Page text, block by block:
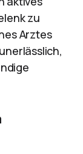
zu
Arztes